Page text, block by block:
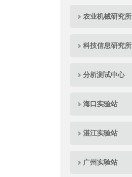
农业机械研究所
科技信息研究所
分析测试中心
海口实验站
湛江实验站
广州实验站